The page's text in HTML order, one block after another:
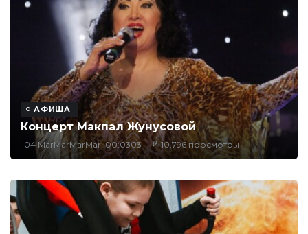
АФИША
Концерт Макпал Жунусовой
04 MarMarMarMar, 00:0303 10,796 просмотры